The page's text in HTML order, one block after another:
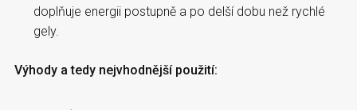
doplňuje energii postupně a po delší dobu než rychlé
gely.
Výhody a tedy nejvhodnější použití: